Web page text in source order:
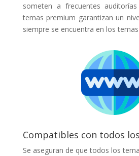
someten a frecuentes
temas premium garantizan un
siempre se encuentra en los
Compatibles con todos
Se aseguran de que todos los